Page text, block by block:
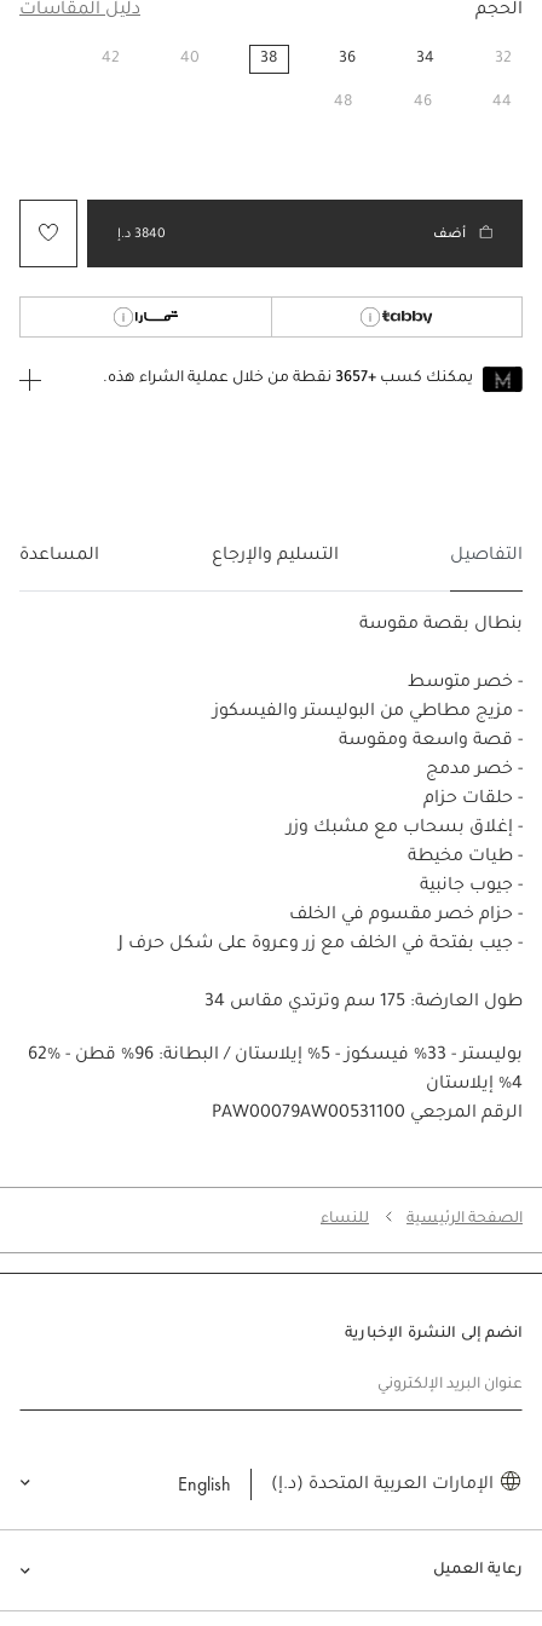
الحجم دليل المقاسات
32
34
36
38
40
42
44
46
48
أضف 3840 د.إ
يمكنك كسب +3657
نقطة من خلال عملية الشراء هذه.
التفاصيل التسليم والإرجاع المساعدة
بنطال بقصة مقوسة
- خصر متوسط
- مزيج مطاطي من البوليستر والفيسكوز
- قصة واسعة ومقوسة
- خصر مدمج
- حلقات حزام
- إغلاق بسحاب مع مشبك وزر
- طيات مخيطة
- جيوب جانبية
- حزام خصر مقسوم في الخلف
- جيب بفتحة في الخلف مع زر وعروة على شكل حرف J
طول العارضة: 175 سم وترتدي مقاس 34
62% بوليستر - 33% فيسكوز - 5% إيلاستان / البطانة: 96% قطن -
4% إيلاستان
PAW00079AW00531100 الرقم المرجعي
الصفحة الرئيسية للنساء
رعاية العميل
انضم إلى النشرة الإخبارية
عنوان البريد الإلكتروني
الإمارات العربية المتحدة (د.إ) English